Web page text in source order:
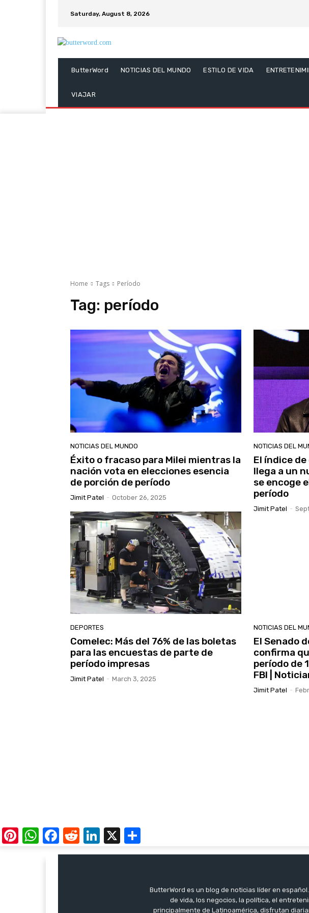
Saturday, August 8, 2026
ButterWord NOTICIAS DEL MUNDO ESTILO DE VIDA
VIAJAR
Home Tags Período
Tag: período
NOTICIAS DEL MUNDO
Éxito o fracaso para Milei mientras la
nación vota en elecciones esencia
de porción de período
Jimit Patel - October 26, 2025
NOTICIAS DEL
El índice
llega a un
se encoge
período
Jimit Patel -
DEPORTES
Comelec: Más del 76% de las boletas
para las encuestas de parte de
período impresas
Jimit Patel - March 3, 2025
NOTICIAS DEL
El Senado
confirma
período de
FBI |
Jimit Patel -
Pinterest
WhatsApp
Facebook
RedditLinkedIn
X
ButterWord es un blog de noticias líder en
de vida, los negocios, la política, el
principalmente de Latinoamérica, disfrutan